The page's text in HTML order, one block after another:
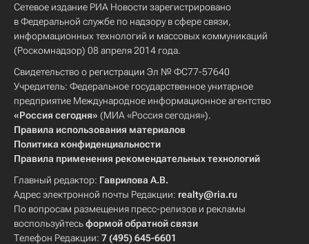
Сетевое издание РИА Новости зарегистрировано
в Федеральной службе по надзору в сфере связи,
информационных технологий и массовых коммуникаций
(Роскомнадзор) 08 апреля 2014 года.
Свидетельство о регистрации Эл № ФС77-57640
Учредитель: Федеральное государственное унитарное
предприятие Международное информационное агентство
«Россия сегодня» (МИА «Россия сегодня»).
Правила использования материалов
Политика конфиденциальности
Правила применения рекомендательных технологий
Главный редактор: Гаврилова А.В.
Адрес электронной почты Редакции: realty@ria.ru
По вопросам размещения пресс-релизов и рекламы
воспользуйтесьформой обратной связи
Телефон Редакции: 7 (495) 645-6601